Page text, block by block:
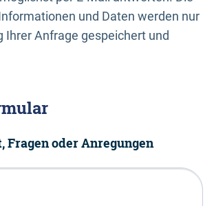
und Daten werden nur
Ihrer Anfrage gespeichert und
Fragen oder Anregungen